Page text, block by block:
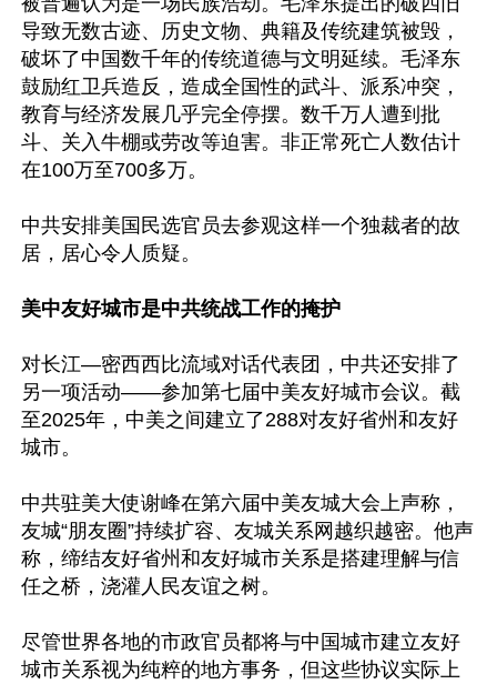
导致无数古迹、历史文物、典籍及传统建筑被毁，
破坏了中国数千年的传统道德与文明延续。毛泽东
鼓励红卫兵造反，造成全国性的武斗、派系冲突，
教育与经济发展几乎完全停摆。数千万人遭到批
斗、关入牛棚或劳改等迫害。非正常死亡人数估计
在100万至700多万。
中共安排美国民选官员去参观这样一个独裁者的故
居，居心令人质疑。
美中友好城市是中共统战工作的掩护
对长江—密西西比流域对话代表团，中共还安排了
另一项活动——参加第七届中美友好城市会议。截
至2025年，中美之间建立了288对友好省州和友好
城市。
中共驻美大使谢峰在第六届中美友城大会上声称，
友城“朋友圈”持续扩容、友城关系网越织越密。他声
称，缔结友好省州和友好城市关系是搭建理解与信
任之桥，浇灌人民友谊之树。
尽管世界各地的市政官员都将与中国城市建立友好
城市关系视为纯粹的地方事务，但这些协议实际上